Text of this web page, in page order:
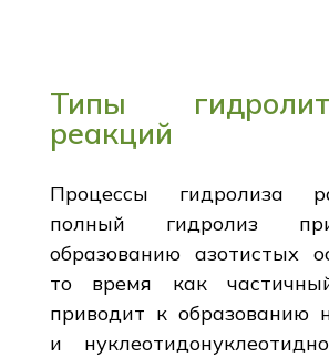
Типы
реакций
Процессы гидролиза
полный гидролиз
образованию азотистых
то время как
приводит к образованию
и